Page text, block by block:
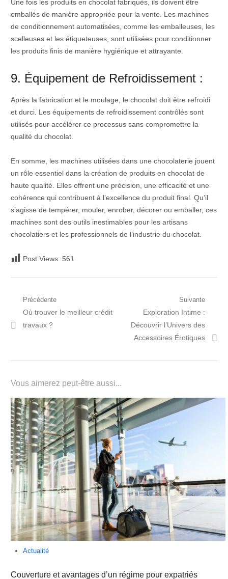
Une fois les produits en chocolat fabriqués, ils doivent être
emballés de manière appropriée pour la vente. Les machines
de conditionnement automatisées, comme les emballeuses, les
scelleuses et les étiqueteuses, sont utilisées pour conditionner
les produits finis de manière hygiénique et attrayante.
9. Équipement de Refroidissement :
Après la fabrication et le moulage, le chocolat doit être refroidi
et durci. Les équipements de refroidissement contrôlés sont
utilisés pour accélérer ce processus sans compromettre la
qualité du chocolat.
En somme, les machines utilisées dans une chocolaterie jouent
un rôle essentiel dans la création de produits en chocolat de
haute qualité. Elles offrent une précision, une efficacité et une
cohérence qui contribuent à l’excellence du produit final. Qu’il
s’agisse de tempérer, mouler, enrober, décorer ou emballer, ces
machines sont des outils inestimables pour les artisans
chocolatiers et les professionnels de l’industrie du chocolat.
Post Views: 561
Navigation
de
Précédente
Post
précédent:
Où trouver le meilleur crédit
travaux ?
Suivante
Prochain
article:
Exploration Intime :
Découvrir l’Univers des
Accessoires Érotiques
Vous aimerez peut-être aussi...
Actualité
Couverture et avantages d’un régime pour expatriés